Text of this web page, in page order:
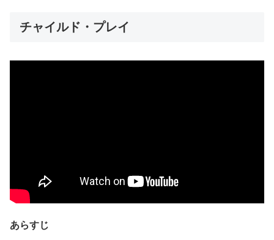
チャイルド・プレイ
あらすじ